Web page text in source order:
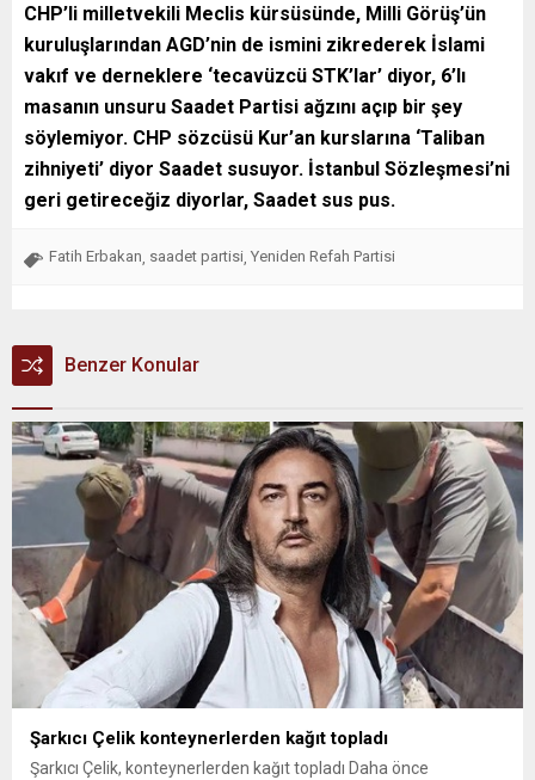
CHP’li milletvekili Meclis kürsüsünde, Milli Görüş’ün
kuruluşlarından AGD’nin de ismini zikrederek İslami
vakıf ve derneklere ‘tecavüzcü STK’lar’ diyor, 6’lı
masanın unsuru Saadet Partisi ağzını açıp bir şey
söylemiyor. CHP sözcüsü Kur’an kurslarına ‘Taliban
zihniyeti’ diyor Saadet susuyor. İstanbul Sözleşmesi’ni
geri getireceğiz diyorlar, Saadet sus pus.
Fatih Erbakan saadet partisi Yeniden Refah Partisi
Benzer Konular
Şarkıcı Çelik konteynerlerden kağıt topladı
Şarkıcı Çelik, konteynerlerden kağıt topladı Daha önce